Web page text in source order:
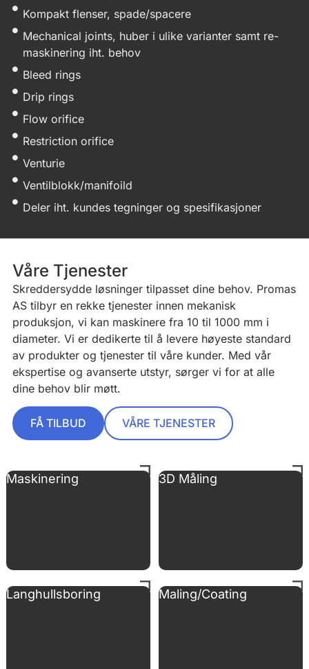
Kompakt flenser, spade/spacere
Mechanical joints, huber i ulike varianter samt re-
maskinering iht. behov
Bleed rings
Drip rings
Flow orifice
Restriction orifice
Venturie
Ventilblokk/manifoild
Deler iht. kundes tegninger og spesifikasjoner
Våre Tjenester
Skreddersydde løsninger tilpasset dine behov. Promas
AS tilbyr en rekke tjenester innen mekanisk
produksjon, vi kan maskinere fra 10 til 1000 mm i
diameter. Vi er dedikerte til å levere høyeste standard
av produkter og tjenester til våre kunder. Med vår
ekspertise og avanserte utstyr, sørger vi for at alle
dine behov blir møtt.
FÅ TILBUD VÅRE TJENESTER
Maskinering 3D Måling
Langhullsboring Maling/Coating